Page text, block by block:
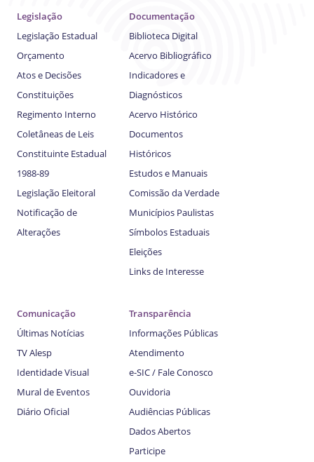
Legislação
Legislação Estadual
Orçamento
Atos e Decisões
Constituições
Regimento Interno
Coletâneas de Leis
Constituinte Estadual
1988-89
Legislação Eleitoral
Notificação de
Alterações
Documentação
Biblioteca Digital
Acervo Bibliográfico
Indicadores e
Diagnósticos
Acervo Histórico
Documentos
Históricos
Estudos e Manuais
Comissão da Verdade
Municípios Paulistas
Símbolos Estaduais
Eleições
Links de Interesse
Comunicação
Últimas Notícias
TV Alesp
Identidade Visual
Mural de Eventos
Diário Oficial
Transparência
Informações Públicas
Atendimento
e-SIC / Fale Conosco
Ouvidoria
Audiências Públicas
Dados Abertos
Participe